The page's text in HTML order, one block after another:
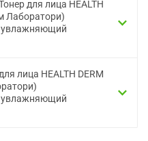
для лица HEALTH
Лаборатори)
увлажняющий
лица HEALTH DERM
увлажняющий